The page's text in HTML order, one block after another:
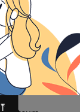
Béta
04/2024 à 15:52